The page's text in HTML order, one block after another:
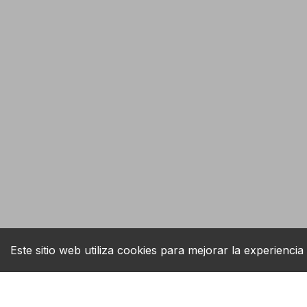
Tienda en línea B2B
procesamiento
Este sitio web utiliza cookies para mejorar la experiencia